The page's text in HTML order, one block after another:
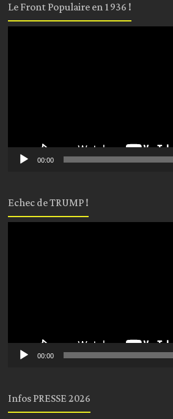
Le Front Populaire en 1936 !
00:00
Echec de TRUMP !
00:00
Infos PRESSE 2026